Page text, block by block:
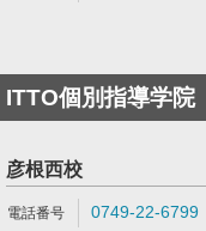
ITTO個別指導学院
彦根西校
0749-22-6799